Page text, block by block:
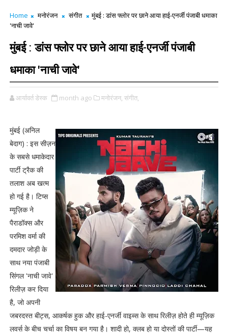
Home मनोरंजन संगीत
मुंबई : डांस फ्लोर पर छाने आया हाई-एनर्जी पंजाबी धमाका
'नाची जावे'
मुंबई : डांस फ्लोर पर छाने आया हाई-एनर्जी पंजाबी
धमाका 'नाची जावे'
आर्यावर्त डेस्क month ago मनोरंजन, संगीत,
मुंबई (अनिल
बेदाग) : इस सीज़न
के सबसे धमाकेदार
पार्टी ट्रैक की
तलाश अब खत्म
हो गई है। टिप्स
म्यूज़िक ने
पैराडॉक्स और
परमिश वर्मा की
दमदार जोड़ी के
साथ नया पंजाबी
सिंगल 'नाची जावे'
रिलीज़ कर दिया
है, जो अपनी
जबरदस्त बीट्स, आकर्षक हुक और हाई-एनर्जी वाइब्स के साथ रिलीज़ होते ही म्यूज़िक
लवर्स के बीच चर्चा का विषय बन गया है। शादी हो, क्लब हो या दोस्तों की पार्टी—यह